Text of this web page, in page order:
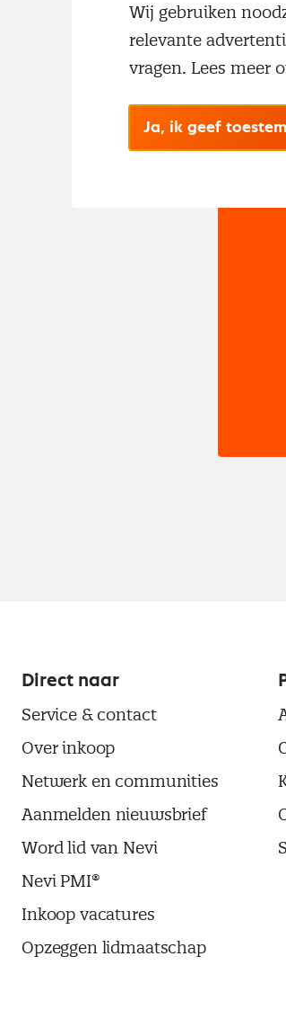
Direct naar
Service & contact
Over inkoop
Netwerk en communities
Aanmelden nieuwsbrief
Word lid van Nevi
Nevi PMI®
Inkoop vacatures
Opzeggen lidmaatschap
Wij gebruiken
relevante
vragen. Lees meer
Ja, ik geef